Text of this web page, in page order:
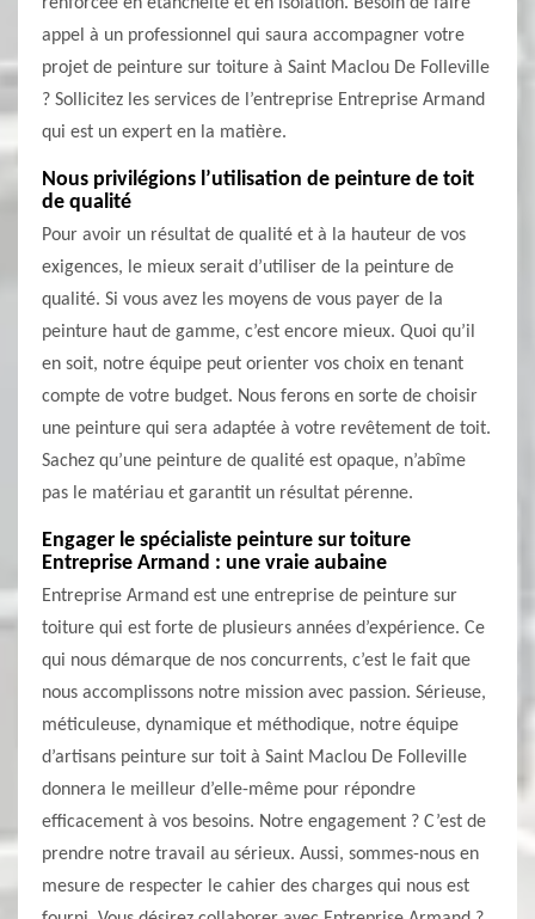
appel à un professionnel qui saura accompagner votre
projet de peinture sur toiture à Saint Maclou De Folleville
? Sollicitez les services de l’entreprise Entreprise Armand
qui est un expert en la matière.
Nous privilégions l’utilisation de peinture de toit
de qualité
Pour avoir un résultat de qualité et à la hauteur de vos
exigences, le mieux serait d’utiliser de la peinture de
qualité. Si vous avez les moyens de vous payer de la
peinture haut de gamme, c’est encore mieux. Quoi qu’il
en soit, notre équipe peut orienter vos choix en tenant
compte de votre budget. Nous ferons en sorte de choisir
une peinture qui sera adaptée à votre revêtement de toit.
Sachez qu’une peinture de qualité est opaque, n’abîme
pas le matériau et garantit un résultat pérenne.
Engager le spécialiste peinture sur toiture
Entreprise Armand : une vraie aubaine
Entreprise Armand est une entreprise de peinture sur
toiture qui est forte de plusieurs années d’expérience. Ce
qui nous démarque de nos concurrents, c’est le fait que
nous accomplissons notre mission avec passion. Sérieuse,
méticuleuse, dynamique et méthodique, notre équipe
d’artisans peinture sur toit à Saint Maclou De Folleville
donnera le meilleur d’elle-même pour répondre
efficacement à vos besoins. Notre engagement ? C’est de
prendre notre travail au sérieux. Aussi, sommes-nous en
mesure de respecter le cahier des charges qui nous est